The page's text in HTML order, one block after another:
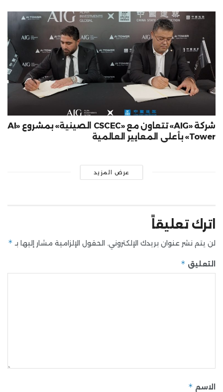
شركة «AIG» تتعاون مع «CSCEC الصينية» بمشروع «AI
Tower» بأعلى المعايير العالمية
عرض المزيد
اترك تعليقاً
لن يتم نشر عنوان بريدك الإلكتروني. الحقول الإلزامية مشار إليها بـ *
التعليق *
الاسم *